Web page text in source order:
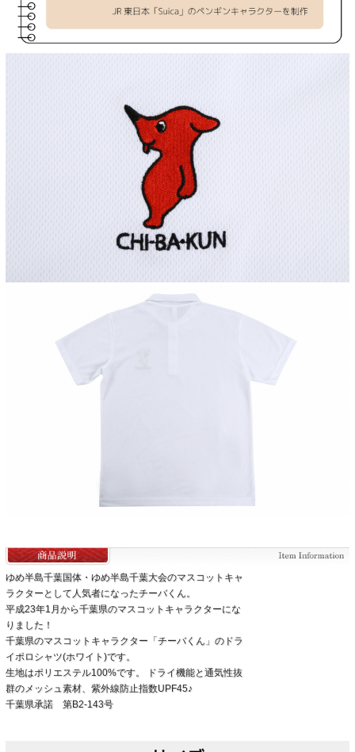
ゆめ半島千葉国体・ゆめ半島千葉大会のマスコットキャ
ラクターとして人気者になったチーバくん。
平成23年1月から千葉県のマスコットキャラクターにな
りました！
千葉県のマスコットキャラクター「チーバくん」のドラ
イポロシャツ(ホワイト)です。
生地はポリエステル100%です。 ドライ機能と通気性抜
群のメッシュ素材、紫外線防止指数UPF45♪
千葉県承諾 第B2-143号